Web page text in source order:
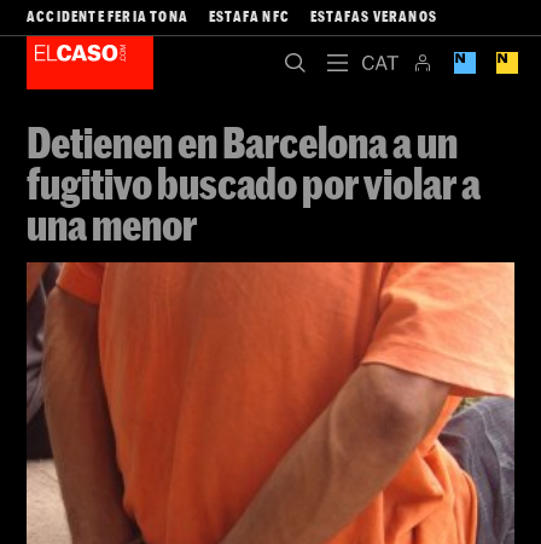
ACCIDENTE FERIA TONA ESTAFA NFC ESTAFAS VERANOS
Detienen en Barcelona a un
fugitivo buscado por violar a
una menor